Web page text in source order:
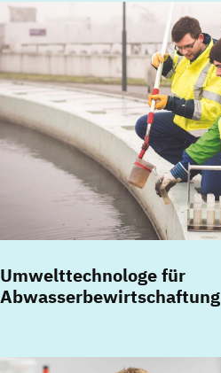
Umwelttechnologe für
Abwasserbewirtschaftung